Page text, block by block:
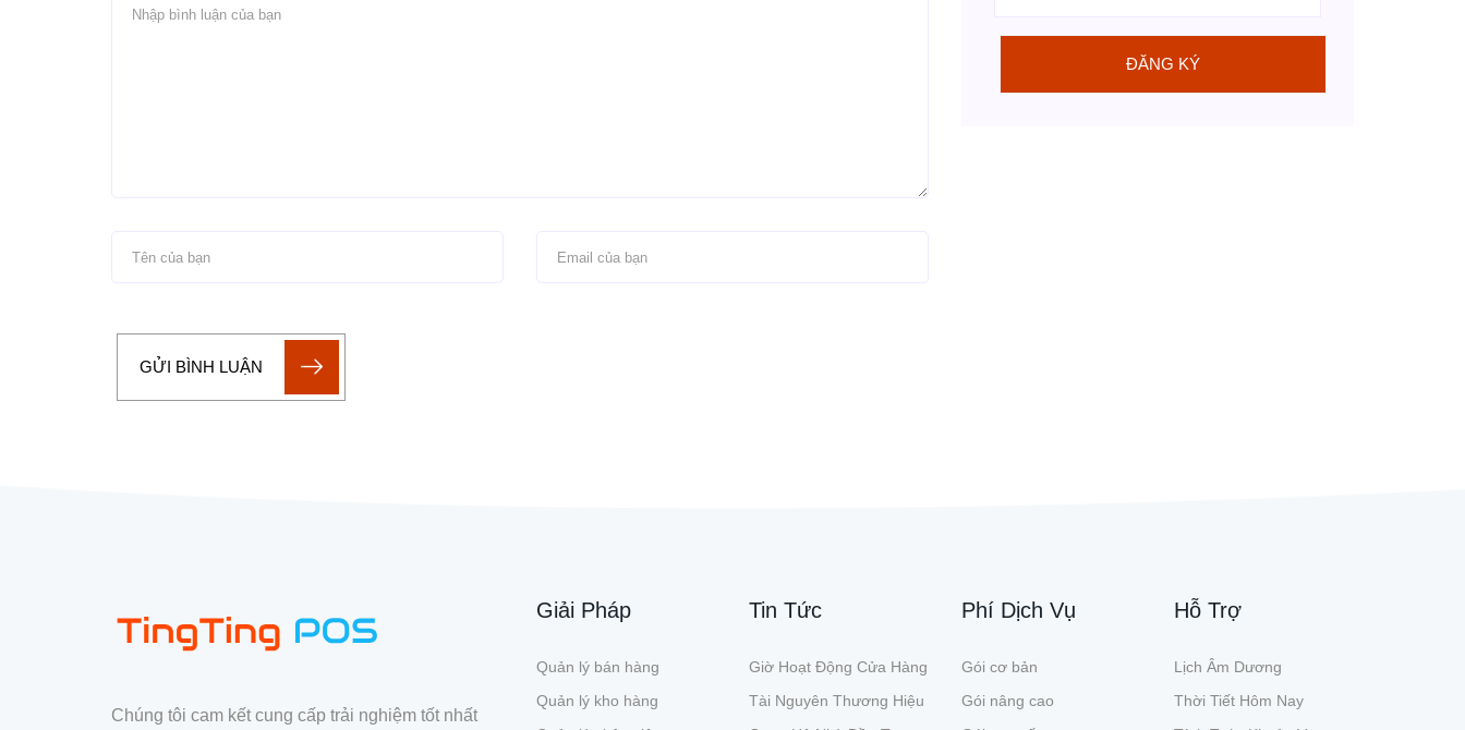
GỬI BÌNH LUẬN
ĐĂNG KÝ
Chúng tôi cam kết cung cấp trải nghiệm tốt nhất
Giải Pháp
Quản lý bán hàng
Quản lý kho hàng
Tin Tức
Giờ Hoạt Động Cửa Hàng
Tài Nguyên Thương Hiệu
Phí Dịch Vụ
Gói cơ bản
Gói nâng cao
Hỗ Trợ
Lịch Âm Dương
Thời Tiết Hôm Nay